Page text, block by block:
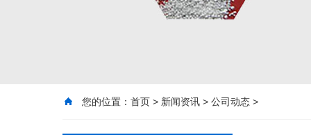
您的位置： 首页 > 新闻资讯 > 公司动态 >